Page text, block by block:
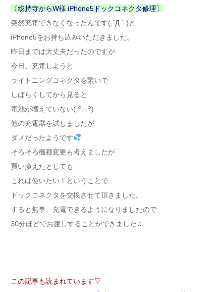
〔総持寺からW様 iPhone5ドックコネクタ修理〕
突然充電できなくなったんです(;´Д｀)と
iPhone5をお持ち込みいただきました。
昨日までは大丈夫だったのですが
今日、充電しようと
ライトニングコネクタを繋いで
しばらくしてから見ると
電池が増えていない( ꒪⌓꒪)
他の充電器を試しましたが
ダメだったようです
そろそろ機種変更も考えましたが
買い換えたとしても
これは使いたい！ということで
ドックコネクタを交換させて頂きました。
すると無事、充電できるようになりましたので
30分ほどでお渡しすることができました♫
この記事も読まれています▽